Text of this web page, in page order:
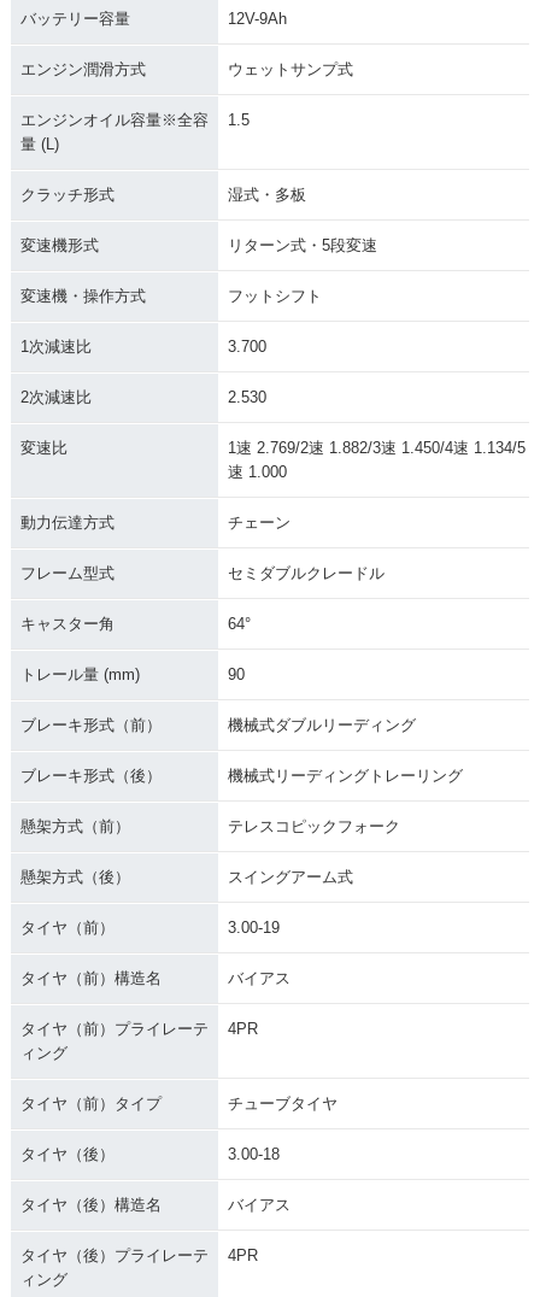
バッテリー容量 12V-9Ah
エンジン潤滑方式 ウェットサンプ式
エンジンオイル容量※全容
量 (L)
1.5
クラッチ形式 湿式・多板
変速機形式 リターン式・5段変速
変速機・操作方式 フットシフト
1次減速比 3.700
2次減速比 2.530
変速比
1速 2.769/2速 1.882/3速 1.450/4速 1.134/5
速 1.000
動力伝達方式 チェーン
フレーム型式 セミダブルクレードル
キャスター角 64°
トレール量 (mm) 90
ブレーキ形式（前） 機械式ダブルリーディング
ブレーキ形式（後） 機械式リーディングトレーリング
懸架方式（前） テレスコピックフォーク
懸架方式（後） スイングアーム式
タイヤ（前） 3.00-19
タイヤ（前）構造名 バイアス
タイヤ（前）プライレーテ
ィング
4PR
タイヤ（前）タイプ チューブタイヤ
タイヤ（後） 3.00-18
タイヤ（後）構造名 バイアス
タイヤ（後）プライレーテ
ィング
4PR